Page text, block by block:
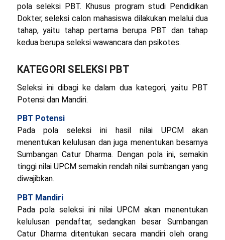
pola seleksi PBT. Khusus program studi Pendidikan
Dokter, seleksi calon mahasiswa dilakukan melalui dua
tahap, yaitu tahap pertama berupa PBT dan tahap
kedua berupa seleksi wawancara dan psikotes.
KATEGORI SELEKSI PBT
Seleksi ini dibagi ke dalam dua kategori, yaitu PBT
Potensi dan Mandiri.
PBT Potensi
Pada pola seleksi ini hasil nilai UPCM akan
menentukan kelulusan dan juga menentukan besarnya
Sumbangan Catur Dharma. Dengan pola ini, semakin
tinggi nilai UPCM semakin rendah nilai sumbangan yang
diwajibkan.
PBT Mandiri
Pada pola seleksi ini nilai UPCM akan menentukan
kelulusan pendaftar, sedangkan besar Sumbangan
Catur Dharma ditentukan secara mandiri oleh orang